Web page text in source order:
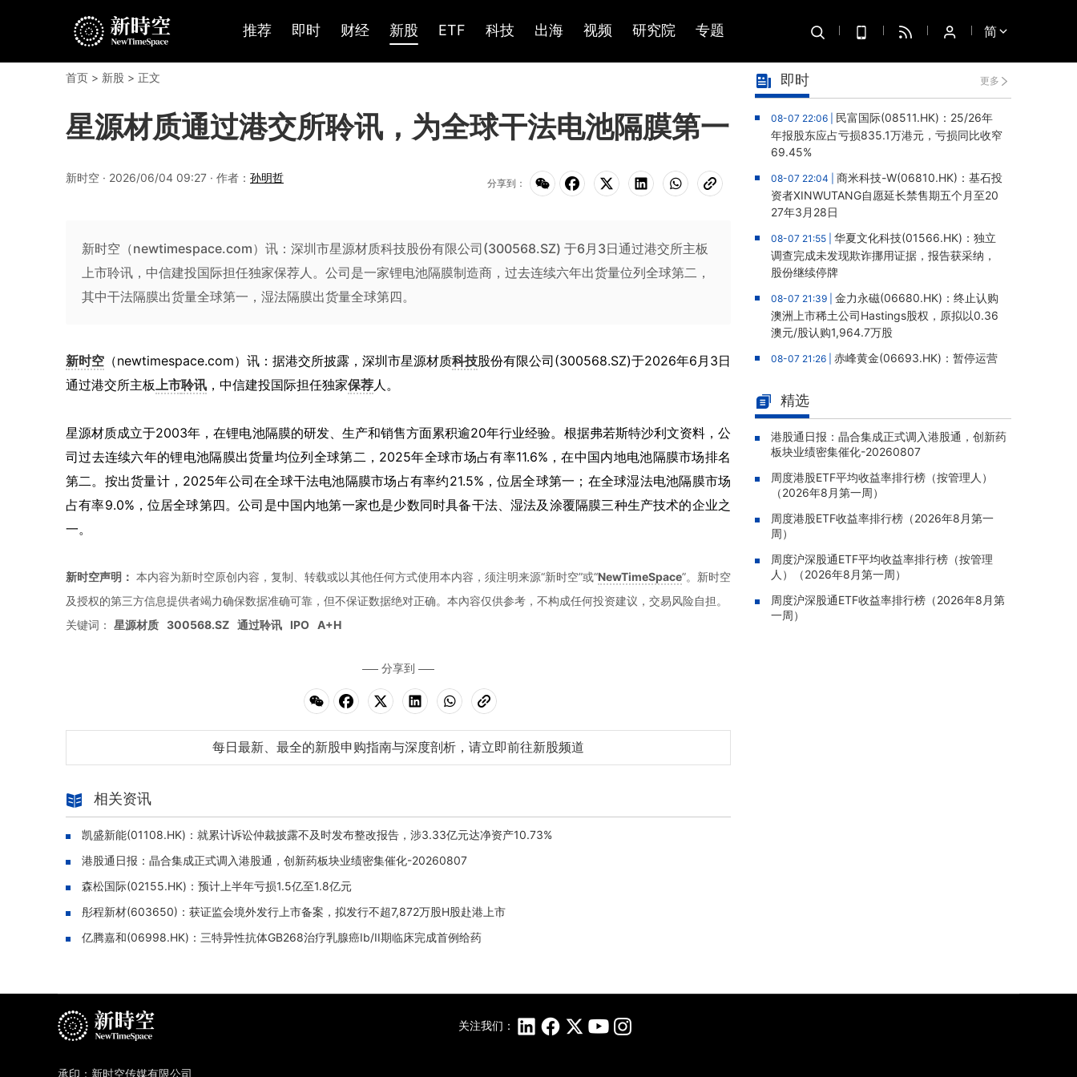
推荐 即时 财经 新股 ETF 科技 出海 视频 研究院 专题 简
首页 > 新股 > 正文
星源材质通过港交所聆讯，为全球干法电池隔膜第一
新时空 · 2026/06/04 09:27 · 作者： 孙明哲 分享到：
新时空（newtimespace.com）讯：深圳市星源材质科技股份有限公司(300568.SZ) 于6月3日通过港交所主板
上市聆讯，中信建投国际担任独家保荐人。公司是一家锂电池隔膜制造商，过去连续六年出货量位列全球第二，
其中干法隔膜出货量全球第一，湿法隔膜出货量全球第四。
新时空 （newtimespace.com）讯：据港交所披露，深圳市星源材质科技股份有限公司(300568.SZ)于2026年6月3日
通过港交所主板上市聆讯 ，中信建投国际担任独家保荐人。
星源材质成立于2003年，在锂电池隔膜的研发、生产和销售方面累积逾20年行业经验。根据弗若斯特沙利文资料，公
司过去连续六年的锂电池隔膜出货量均位列全球第二，2025年全球市场占有率11.6%，在中国内地电池隔膜市场排名
第二。按出货量计，2025年公司在全球干法电池隔膜市场占有率约21.5%，位居全球第一；在全球湿法电池隔膜市场
占有率9.0%，位居全球第四。公司是中国内地第一家也是少数同时具备干法、湿法及涂覆隔膜三种生产技术的企业之
一。
新时空声明： 本内容为新时空原创内容，复制、转载或以其他任何方式使用本内容，须注明来源“新时空”或“NewTimeSpace”。新时空
及授权的第三方信息提供者竭力确保数据准确可靠，但不保证数据绝对正确。本內容仅供参考，不构成任何投资建议，交易风险自担。
关键词： 星源材质 300568.SZ 通过聆讯 IPO A+H
分享到
每日最新、最全的新股申购指南与深度剖析，请立即前往新股频道
相关资讯
凯盛新能(01108.HK)：就累计诉讼仲裁披露不及时发布整改报告，涉3.33亿元达净资产10.73%
港股通日报：晶合集成正式调入港股通，创新药板块业绩密集催化-20260807
森松国际(02155.HK)：预计上半年亏损1.5亿至1.8亿元
彤程新材(603650)：获证监会境外发行上市备案，拟发行不超7,872万股H股赴港上市
亿腾嘉和(06998.HK)：三特异性抗体GB268治疗乳腺癌Ib/II期临床完成首例给药
即时 更多
08-07 22:06 | 民富国际(08511.HK)：25/26年
年报股东应占亏损835.1万港元，亏损同比收窄
69.45%
08-07 22:04 | 商米科技-W(06810.HK)：基石投
资者XINWUTANG自愿延长禁售期五个月至20
27年3月28日
08-07 21:55 | 华夏文化科技(01566.HK)：独立
调查完成未发现欺诈挪用证据，报告获采纳，
股份继续停牌
08-07 21:39 | 金力永磁(06680.HK)：终止认购
澳洲上市稀土公司Hastings股权，原拟以0.36
澳元/股认购1,964.7万股
08-07 21:26 | 赤峰黄金(06693.HK)：暂停运营
人民币5,406万元
08-07 20:07 |灵宝黄金(03330.HK)：新疆哈巴
河勘查取得重大进展，保有金金属量由13.20吨
跃升至53.94吨
08-07 20:04 |迅策(03317.HK)：与天合算力订
立战略合作备忘，共探能源垂类大模型与Toke
n工厂商业化
08-07 20:02 |
中国泛半导体IMSS市场排名第三
08-07 19:47 | 浙能迈领绿航二次递表港交所，为
全球领先的绿色航运设备和系统提供商
08-07 19:09 |
精选
港股通日报：晶合集成正式调入港股通，创新药
板块业绩密集催化-20260807
周度港股ETF平均收益率排行榜（按管理人）
（2026年8月第一周）
周度港股ETF收益率排行榜（2026年8月第一
周）
周度沪深股通ETF平均收益率排行榜（按管理
人）（2026年8月第一周）
周度沪深股通ETF收益率排行榜（2026年8月第
一周）
关注我们：
承印：新时空传媒有限公司